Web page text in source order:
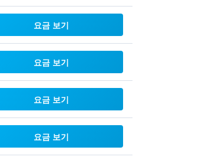
요금 보기
요금 보기
요금 보기
요금 보기